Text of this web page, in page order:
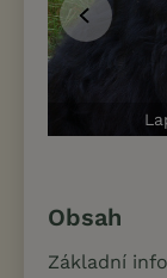
Obsah
Základní